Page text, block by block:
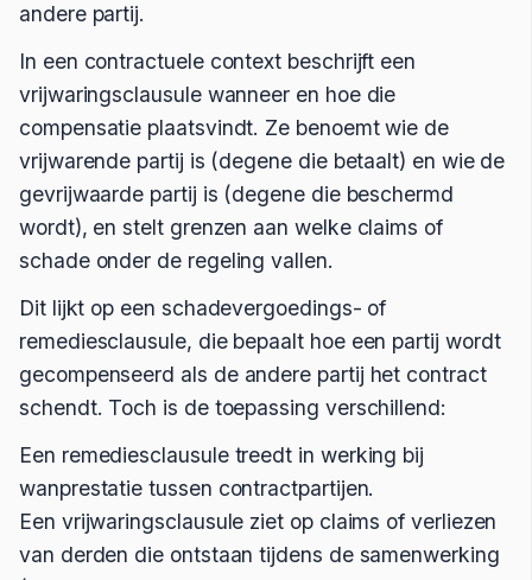
andere partij.
In een contractuele context beschrijft een
vrijwaringsclausule wanneer en hoe die
compensatie plaatsvindt. Ze benoemt wie de
vrijwarende partij is (degene die betaalt) en wie de
gevrijwaarde partij is (degene die beschermd
wordt), en stelt grenzen aan welke claims of
schade onder de regeling vallen.
Dit lijkt op een schadevergoedings- of
remediesclausule, die bepaalt hoe een partij wordt
gecompenseerd als de andere partij het contract
schendt. Toch is de toepassing verschillend:
Een remediesclausule treedt in werking bij
wanprestatie tussen contractpartijen.
Een vrijwaringsclausule ziet op claims of verliezen
van derden die ontstaan tijdens de samenwerking